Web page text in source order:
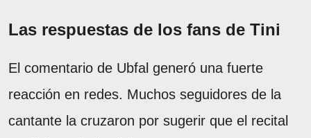
Las respuestas de los fans de Tini
El comentario de Ubfal generó una fuerte
reacción en redes. Muchos seguidores de la
cantante la cruzaron por sugerir que el recital